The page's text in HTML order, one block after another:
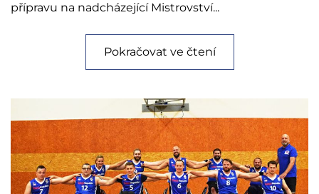
přípravu na nadcházející Mistrovství...
Pokračovat ve čtení